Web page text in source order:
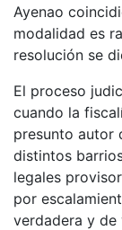
Ayenao
modalidad es
resolución se
El proceso
cuando la
presunto autor
distintos
legales
por
verdadera y de